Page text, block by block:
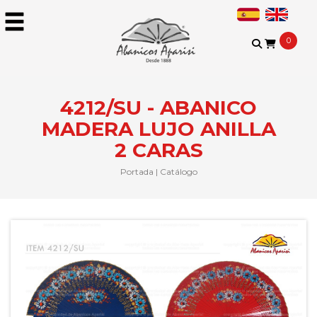
0
4212/SU - ABANICO
MADERA LUJO ANILLA
2 CARAS
Portada | Catálogo